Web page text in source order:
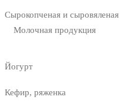
Сырокопченая и сыровяленая
Молочная продукция
Йогурт
Кефир, ряженка